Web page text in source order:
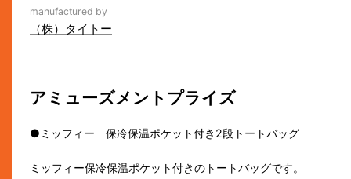
manufactured by
（株）タイトー
アミューズメントプライズ
●ミッフィー 保冷保温ポケット付き2段トートバッグ
ミッフィー保冷保温ポケット付きのトートバッグです。